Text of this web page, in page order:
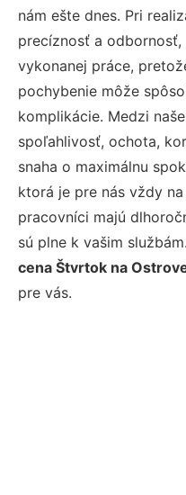
nám ešte dnes. Pri
precíznosť a
vykonanej práce,
pochybenie môže
komplikácie. Medzi
spoľahlivosť, ochota,
snaha o maximálnu
ktorá je pre nás vždy
pracovníci majú
sú plne k vašim službám.
cena Štvrtok na
pre vás.